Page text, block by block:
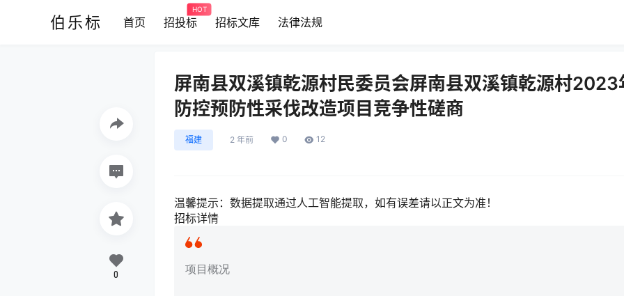
伯乐标 首页 招投标
HOT
招标文库 法律法规
屏南县双溪镇乾源村民委员会屏南县双溪镇乾源村
防控预防性采伐改造项目竞争性磋商
福建 2 年前 0 12
温馨提示： 数据提取通过人工智能提取，如有误差请以正文为准！
招标详情
项目概况
0